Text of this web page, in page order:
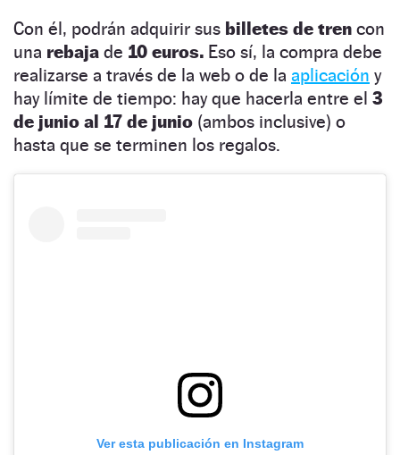
Con él, podrán adquirir sus billetes de tren con
una rebaja de 10 euros. Eso sí, la compra debe
realizarse a través de la web o de la aplicación y
hay límite de tiempo: hay que hacerla entre el 3
de junio al 17 de junio (ambos inclusive) o
hasta que se terminen los regalos.
Ver esta publicación en Instagram